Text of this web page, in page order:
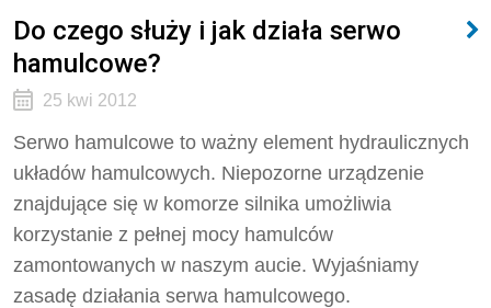
Do czego służy i jak działa serwo
hamulcowe?
25 kwi 2012
Serwo hamulcowe to ważny element hydraulicznych
układów hamulcowych. Niepozorne urządzenie
znajdujące się w komorze silnika umożliwia
korzystanie z pełnej mocy hamulców
zamontowanych w naszym aucie. Wyjaśniamy
zasadę działania serwa hamulcowego.